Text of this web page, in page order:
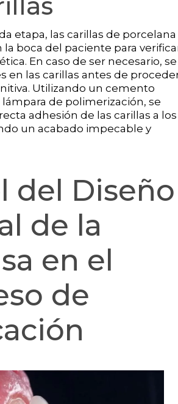
etapa, las carillas de porcelana
la boca del paciente para
En caso de ser necesario, se
en las carillas antes de
Utilizando un cemento
de polimerización, se
adhesión de las carillas a los
un acabado impecable y
del Diseño
de la
en el
de